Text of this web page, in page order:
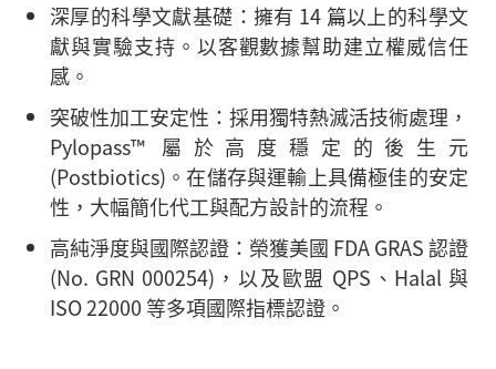
深厚的科學文獻基礎： 擁有 14 篇以上的科學文
獻與實驗支持。以客觀數據幫助建立權威信任
感。
突破性加工安定性： 採用獨特熱滅活技術處理，
Pylopass™ 屬於高度穩定的後生元
(Postbiotics)。在儲存與運輸上具備極佳的安定
性，大幅簡化代工與配方設計的流程。
高純淨度與國際認證： 榮獲美國 FDA GRAS 認證
(No. GRN 000254)，以及歐盟 QPS、Halal 與
ISO 22000 等多項國際指標認證。